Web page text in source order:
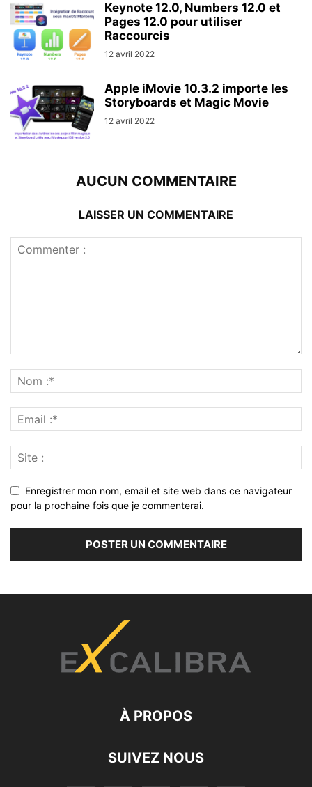
Keynote 12.0, Numbers 12.0 et
Pages 12.0 pour utiliser
Raccourcis
12 avril 2022
Apple iMovie 10.3.2 importe les
Storyboards et Magic Movie
12 avril 2022
AUCUN COMMENTAIRE
LAISSER UN COMMENTAIRE
Enregistrer mon nom, email et site web dans ce navigateur
pour la prochaine fois que je commenterai.
À PROPOS
SUIVEZ NOUS